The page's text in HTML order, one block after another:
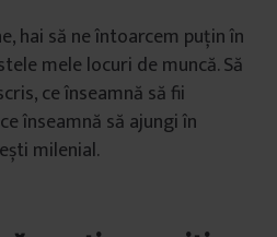
hai să ne întoarcem puțin în
mele locuri de muncă. Să
ce înseamnă să fii
înseamnă să ajungi în
milenial.